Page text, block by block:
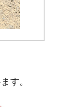
す。